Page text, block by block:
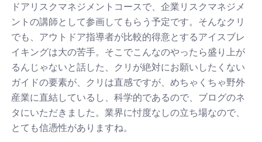
ドアリスクマネジメントコースで、企業リスクマネジメ
ントの講師として参画してもらう予定です。そんなクリ
でも、アウトドア指導者が比較的得意とするアイスブレ
イキングは大の苦手。そこでこんなのやったら盛り上が
るんじゃないと話した、クリが絶対にお願いしたくない
ガイドの要素が、クリは直感ですが、めちゃくちゃ野外
産業に直結しているし、科学的であるので、ブログのネ
タにいただきました。業界に忖度なしの立ち場なので、
とても信憑性がありますね。